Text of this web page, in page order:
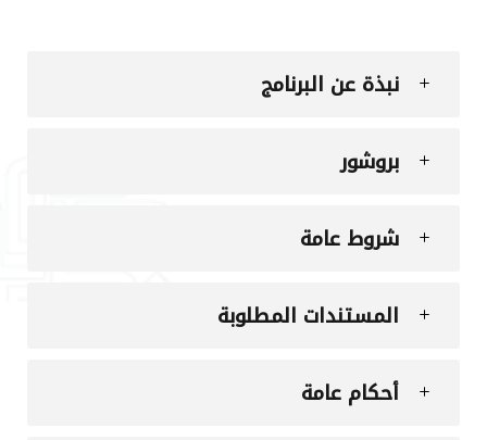
نبذة عن البرنامج
بروشور
شروط عامة
المستندات المطلوبة
أحكام عامة